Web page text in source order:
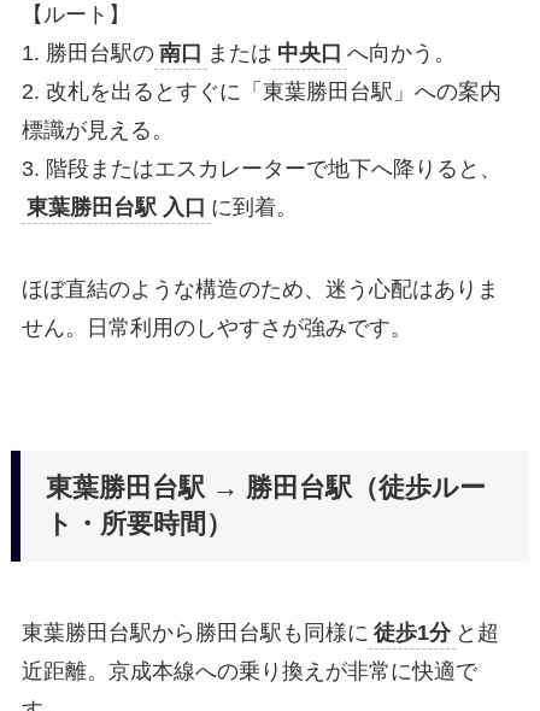
【ルート】
1. 勝田台駅の 南口 または 中央口 へ向かう。
2. 改札を出るとすぐに「東葉勝田台駅」への案内
標識が見える。
3. 階段またはエスカレーターで地下へ降りると、
東葉勝田台駅 入口 に到着。
ほぼ直結のような構造のため、迷う心配はありま
せん。日常利用のしやすさが強みです。
東葉勝田台駅 → 勝田台駅（徒歩ルー
ト・所要時間）
東葉勝田台駅から勝田台駅も同様に 徒歩1分 と超
近距離。京成本線への乗り換えが非常に快適で